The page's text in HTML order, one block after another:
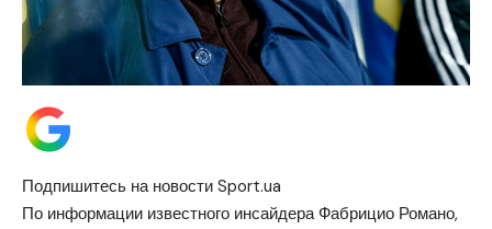
Подпишитесь на новости Sport.ua
По информации известного инсайдера Фабрицио Романо,